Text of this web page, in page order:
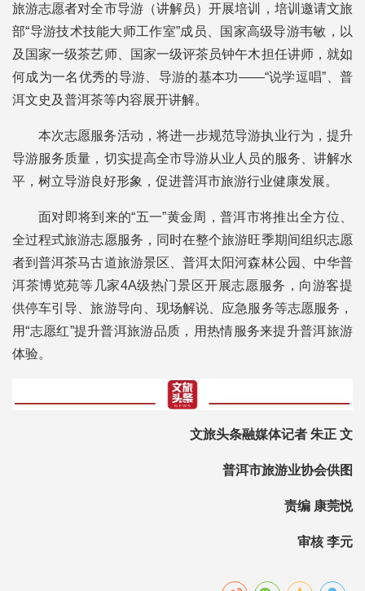
旅游志愿者对全市导游（讲解员）开展培训，培训邀请文旅
部“导游技术技能大师工作室”成员、国家高级导游韦敏，以
及国家一级茶艺师、国家一级评茶员钟午木担任讲师，就如
何成为一名优秀的导游、导游的基本功——“说学逗唱”、普
洱文史及普洱茶等内容展开讲解。
本次志愿服务活动，将进一步规范导游执业行为，提升
导游服务质量，切实提高全市导游从业人员的服务、讲解水
平，树立导游良好形象，促进普洱市旅游行业健康发展。
面对即将到来的“五一”黄金周，普洱市将推出全方位、
全过程式旅游志愿服务，同时在整个旅游旺季期间组织志愿
者到普洱茶马古道旅游景区、普洱太阳河森林公园、中华普
洱茶博览苑等几家4A级热门景区开展志愿服务，向游客提
供停车引导、旅游导向、现场解说、应急服务等志愿服务，
用“志愿红”提升普洱旅游品质，用热情服务来提升普洱旅游
体验。
文旅头条融媒体记者 朱正 文
普洱市旅游业协会供图
责编 康莞悦
审核 李元